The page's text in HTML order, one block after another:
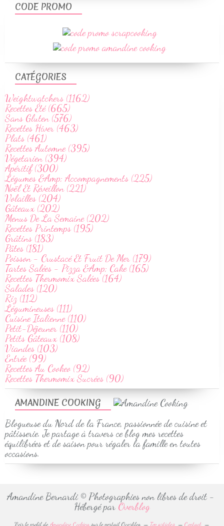
AMANDINE COOKING
Blogueuse du Nord de la France, passionnée de cuisine et
pâtisserie. Je partage à travers ce blog mes recettes
équilibrées et de saison pour régaler la famille en toutes
occasions.
CATÉGORIES
Weightwatchers (1162)
Recettes Été (665)
Sans Gluten (576)
Recettes Hiver (463)
Plats (461)
Recettes Automne (395)
Végetarien (394)
Apéritif (300)
Légumes &Amp; Accompagnements (225)
Noël Et Réveillon (221)
Volailles (204)
Gâteaux (202)
Menus De La Semaine (202)
Recettes Printemps (195)
Grâtins (183)
Pâtes (181)
Poisson - Crustacé Et Fruit De Mer (179)
Tartes Salées - Pizza &Amp; Cake (165)
Recettes Thermomix Salées (164)
Salades (120)
Riz (112)
Légumineuses (111)
Cuisine Italienne (110)
Petit-Déjeuner (110)
Petits Gâteaux (108)
Viandes (103)
Entrée (99)
Recettes Au Cookeo (92)
Recettes Thermomix Sucrées (90)
CODE PROMO
Amandine Bernardi © Photographies non libres de droit -
Hébergé par Overblog
Voir le profil de Amandine Cooking sur le portail Overblog Top articles Contact